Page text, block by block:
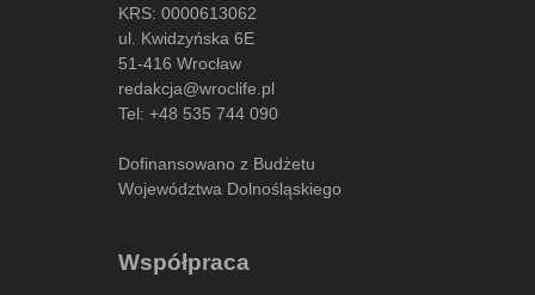
KRS: 0000613062
ul. Kwidzyńska 6E
51-416 Wrocław
redakcja@wroclife.pl
Tel: +48 535 744 090
Dofinansowano z Budżetu
Województwa Dolnośląskiego
Współpraca